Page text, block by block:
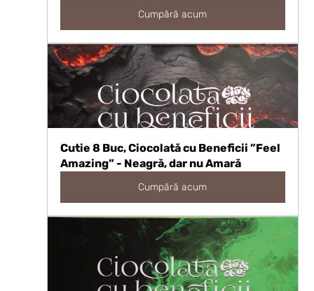
Cumpără acum
Cutie 8 Buc, Ciocolată cu Beneficii ”Feel
Amazing” - Neagră, dar nu Amară
Cumpără acum